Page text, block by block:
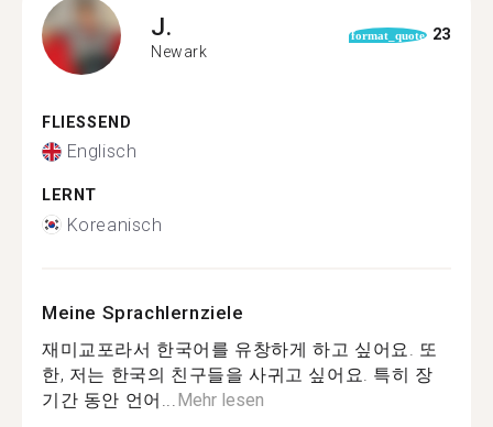
J.
Newark
format_quote 23
FLIESSEND
Englisch
LERNT
Koreanisch
Meine Sprachlernziele
재미교포라서 한국어를 유창하게 하고 싶어요. 또
한, 저는 한국의 친구들을 사귀고 싶어요. 특히 장
기간 동안 언어... Mehr lesen